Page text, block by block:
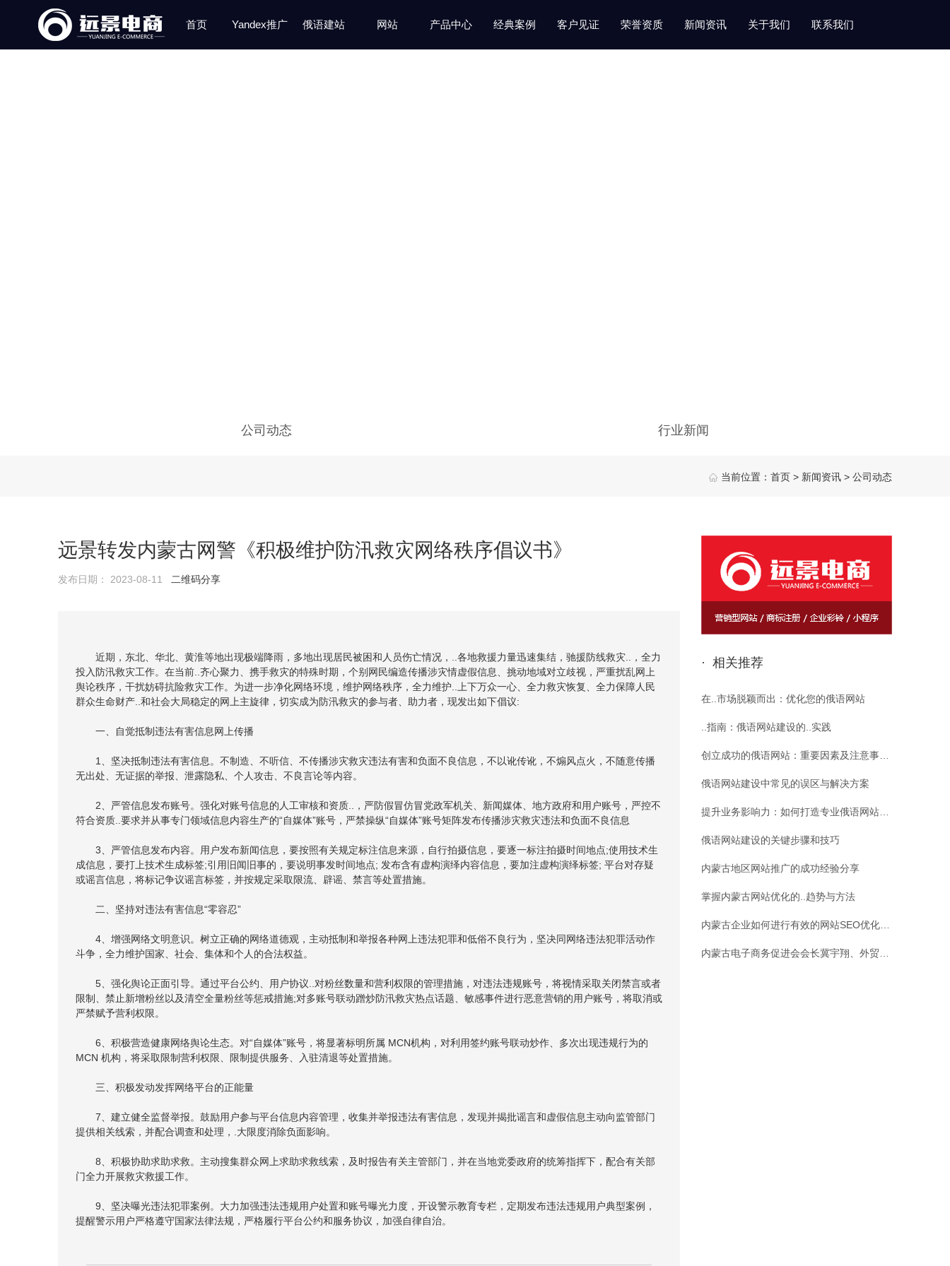
首页 Yandex推广 俄语建站 网站 产品中心 经典案例 客户见证 荣誉资质 新闻资讯 关于我们 联系我们
当前位置： 首页 > 新闻资讯 > 公司动态
公司动态 行业新闻
远景转发内蒙古网警《积极维护防汛救灾网络秩序倡议书》
发布日期： 2023-08-11 二维码分享
近期，东北、华北、黄淮等地出现极端降雨，多地出现居民被困和人员伤亡情况，..各地救援力量迅速集结，驰援防线救灾..，全力
投入防汛救灾工作。在当前..齐心聚力、携手救灾的特殊时期，个别网民编造传播涉灾情虚假信息、挑动地域对立歧视，严重扰乱网上
舆论秩序，干扰妨碍抗险救灾工作。为进一步净化网络环境，维护网络秩序，全力维护..上下万众一心、全力救灾恢复、全力保障人民
群众生命财产..和社会大局稳定的网上主旋律，切实成为防汛救灾的参与者、助力者，现发出如下倡议:
一、自觉抵制违法有害信息网上传播
1、坚决抵制违法有害信息。不制造、不听信、不传播涉灾救灾违法有害和负面不良信息，不以讹传讹，不煽风点火，不随意传播
无出处、无证据的举报、泄露隐私、个人攻击、不良言论等内容。
2、严管信息发布账号。强化对账号信息的人工审核和资质..，严防假冒仿冒党政军机关、新闻媒体、地方政府和用户账号，严控不
符合资质..要求并从事专门领域信息内容生产的“自媒体”账号，严禁操纵“自媒体”账号矩阵发布传播涉灾救灾违法和负面不良信息
3、严管信息发布内容。用户发布新闻信息，要按照有关规定标注信息来源，自行拍摄信息，要逐一标注拍摄时间地点;使用技术生
成信息，要打上技术生成标签;引用旧闻旧事的，要说明事发时间地点; 发布含有虚构演绎内容信息，要加注虚构演绎标签; 平台对存疑
或谣言信息，将标记争议谣言标签，并按规定采取限流、辟谣、禁言等处置措施。
二、坚持对违法有害信息“零容忍”
4、增强网络文明意识。树立正确的网络道德观，主动抵制和举报各种网上违法犯罪和低俗不良行为，坚决同网络违法犯罪活动作
斗争，全力维护国家、社会、集体和个人的合法权益。
5、强化舆论正面引导。通过平台公约、用户协议..对粉丝数量和营利权限的管理措施，对违法违规账号，将视情采取关闭禁言或者
限制、禁止新增粉丝以及清空全量粉丝等惩戒措施;对多账号联动蹭炒防汛救灾热点话题、敏感事件进行恶意营销的用户账号，将取消或
严禁赋予营利权限。
6、积极营造健康网络舆论生态。对“自媒体”账号，将显著标明所属 MCN机构，对利用签约账号联动炒作、多次出现违规行为的
MCN 机构，将采取限制营利权限、限制提供服务、入驻清退等处置措施。
三、积极发动发挥网络平台的正能量
7、建立健全监督举报。鼓励用户参与平台信息内容管理，收集并举报违法有害信息，发现并揭批谣言和虚假信息主动向监管部门
提供相关线索，并配合调查和处理，.大限度消除负面影响。
8、积极协助求助求救。主动搜集群众网上求助求救线索，及时报告有关主管部门，并在当地党委政府的统筹指挥下，配合有关部
门全力开展救灾救援工作。
9、坚决曝光违法犯罪案例。大力加强违法违规用户处置和账号曝光力度，开设警示教育专栏，定期发布违法违规用户典型案例，
提醒警示用户严格遵守国家法律法规，严格履行平台公约和服务协议，加强自律自治。
· 相关推荐
在..市场脱颖而出：优化您的俄语网站
..指南：俄语网站建设的..实践
创立成功的俄语网站：重要因素及注意事…
俄语网站建设中常见的误区与解决方案
提升业务影响力：如何打造专业俄语网站…
俄语网站建设的关键步骤和技巧
内蒙古地区网站推广的成功经验分享
掌握内蒙古网站优化的..趋势与方法
内蒙古企业如何进行有效的网站SEO优化…
内蒙古电子商务促进会会长冀宇翔、外贸…